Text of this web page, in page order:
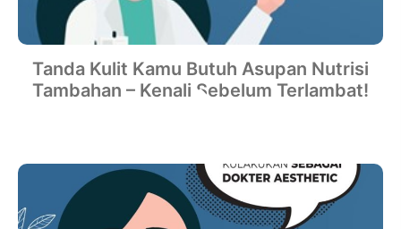
Tanda Kulit Kamu Butuh Asupan Nutrisi
Tambahan – Kenali Sebelum Terlambat!